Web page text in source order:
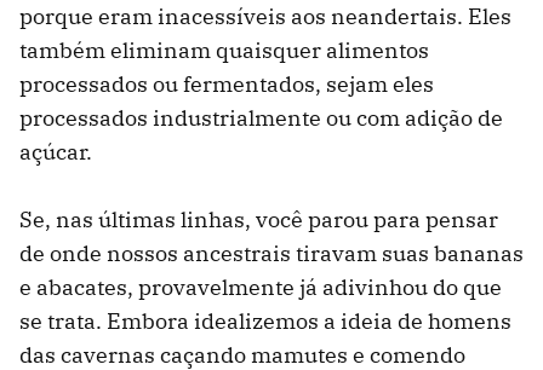
porque eram inacessíveis aos neandertais. Eles
também eliminam quaisquer alimentos
processados ​​ou fermentados, sejam eles
processados ​​industrialmente ou com adição de
açúcar.
Se, nas últimas linhas, você parou para pensar
de onde nossos ancestrais tiravam suas bananas
e abacates, provavelmente já adivinhou do que
se trata. Embora idealizemos a ideia de homens
das cavernas caçando mamutes e comendo